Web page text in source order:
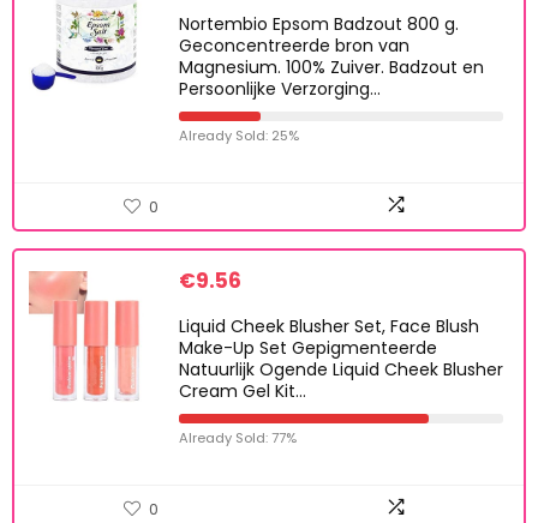
Nortembio Epsom Badzout 800 g.
Geconcentreerde bron van
Magnesium. 100% Zuiver. Badzout en
Persoonlijke Verzorging…
Already Sold: 25%
0
€9.56
Liquid Cheek Blusher Set, Face Blush
Make-Up Set Gepigmenteerde
Natuurlijk Ogende Liquid Cheek Blusher
Cream Gel Kit…
Already Sold: 77%
0